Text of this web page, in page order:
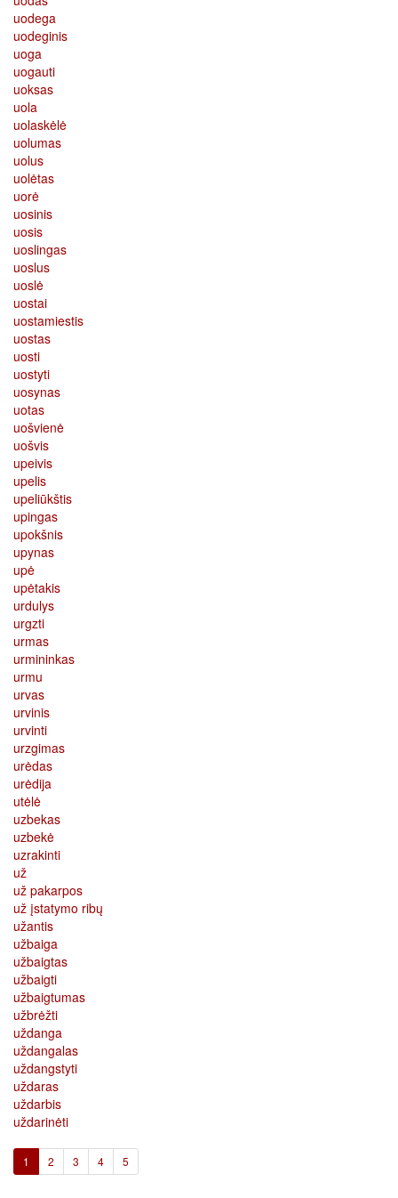
uodega
uodeginis
uoga
uogauti
uoksas
uola
uolaskėlė
uolumas
uolus
uolėtas
uorė
uosinis
uosis
uoslingas
uoslus
uoslė
uostai
uostamiestis
uostas
uosti
uostyti
uosynas
uotas
uošvienė
uošvis
upeivis
upelis
upeliūkštis
upingas
upokšnis
upynas
upė
upėtakis
urdulys
urgzti
urmas
urmininkas
urmu
urvas
urvinis
urvinti
urzgimas
urėdas
urėdija
utėlė
uzbekas
uzbekė
uzrakinti
už
už pakarpos
už įstatymo ribų
užantis
užbaiga
užbaigtas
užbaigti
užbaigtumas
užbrėžti
uždanga
uždangalas
uždangstyti
uždaras
uždarbis
uždarinėti
1 (current)
2 3 4 5